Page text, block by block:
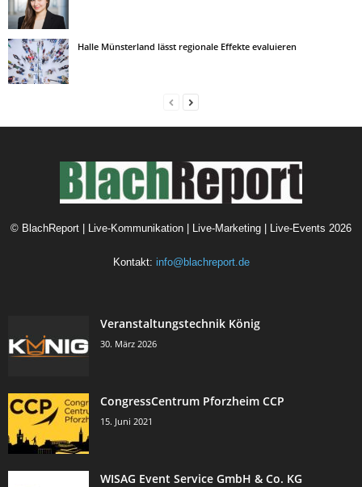
Halle Münsterland lässt regionale Effekte evaluieren
© BlachReport | Live-Kommunikation | Live-Marketing | Live-Events 2026
Kontakt: info@blachreport.de
Veranstaltungstechnik König
30. März 2026
CongressCentrum Pforzheim CCP
15. Juni 2021
WISAG Event Service GmbH & Co. KG